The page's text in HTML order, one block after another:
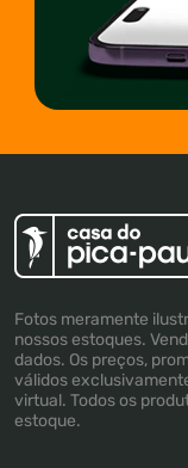
Fotos meramente
nossos estoques.
dados. Os preços,
válidos
virtual. Todos os
estoque.